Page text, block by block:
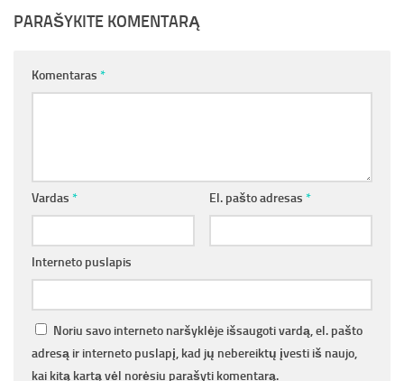
PARAŠYKITE KOMENTARĄ
Komentaras *
Vardas * El. pašto adresas *
Interneto puslapis
Noriu savo interneto naršyklėje išsaugoti vardą, el. pašto
adresą ir interneto puslapį, kad jų nebereiktų įvesti iš naujo,
kai kitą kartą vėl norėsiu parašyti komentarą.